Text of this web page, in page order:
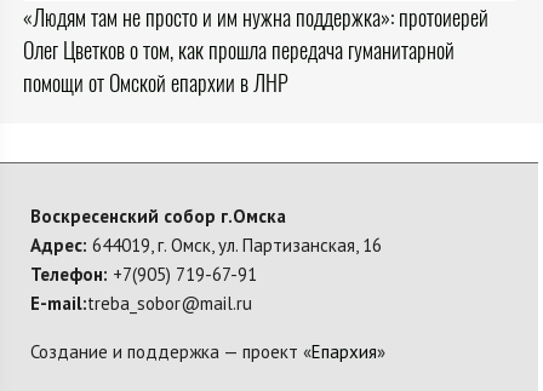
«Людям там не просто и им нужна поддержка»: протоиерей
Олег Цветков о том, как прошла передача гуманитарной
помощи от Омской епархии в ЛНР
Воскресенский собор г.Омска
Адрес: 644019, г. Омск, ул. Партизанская, 16
Телефон: +7(905) 719-67-91
E-mail:treba_sobor@mail.ru
Создание и поддержка — проект «Епархия»